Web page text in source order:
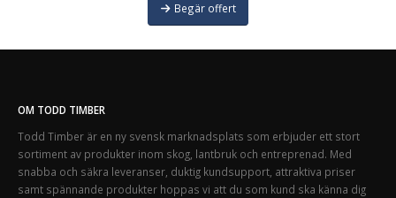
Begär offert
OM TODD TIMBER
Todd Timber är en ny svensk marknadsplats som erbjuder ett stort
sortiment av produkter inom skog, lantbruk och entreprenad. Med
snabba och säkra leveranser, duktig kundsupport, attraktiva priser
samt spännande produkter hoppas vi att du som kund ska känna dig